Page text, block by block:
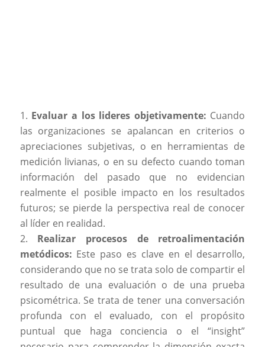
Evaluar a los lideres objetivamente: Cuando
las organizaciones se apalancan en criterios o
apreciaciones subjetivas, o en herramientas de
medición livianas, o en su defecto cuando toman
información del pasado que no evidencian
realmente el posible impacto en los resultados
futuros; se pierde la perspectiva real de conocer
al líder en realidad.
Realizar procesos de retroalimentación
metódicos: Este paso es clave en el desarrollo,
considerando que no se trata solo de compartir el
resultado de una evaluación o de una prueba
psicométrica. Se trata de tener una conversación
profunda con el evaluado, con el propósito
puntual que haga conciencia o el “insight”